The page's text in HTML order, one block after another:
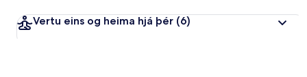
Vertu eins og heima hjá þér (6)